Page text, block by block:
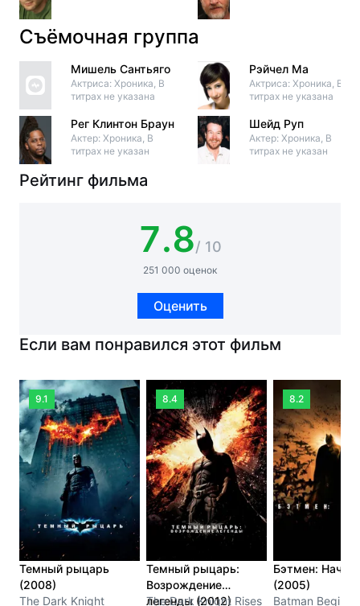
Съёмочная группа
Мишель Сантьяго
Актриса: Хроника, В
титрах не указана
Рег Клинтон Браун
Актер: Хроника, В
титрах не указан
Рэйчел Ма
Актриса: Хроника, В
титрах не указана
Шейд Руп
Актер: Хроника, В
титрах не указан
Рейтинг фильма
7.8/ 10
251 000 оценок
Оценить
Если вам понравился этот фильм
9.1
Темный рыцарь
(2008)
The Dark Knight
8.4
Темный рыцарь:
Возрождение
легенды (2012)
The Dark Knight Rises
8.2
Бэтмен:
(2005)
Batman Begins